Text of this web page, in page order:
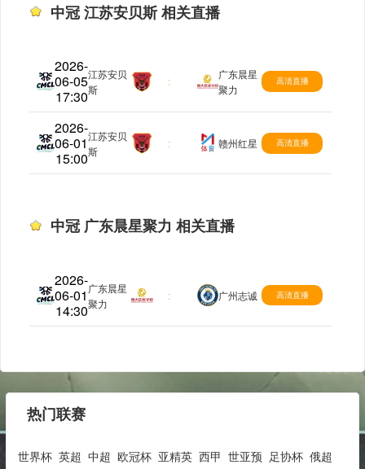
中冠 江苏安贝斯 相关直播
2026-
06-05
17:30
中冠
江苏安贝
斯
:
广东晨星
聚力
高清直播
2026-
06-01
15:00
中冠
江苏安贝
斯
: 赣州红星 高清直播
中冠 广东晨星聚力 相关直播
2026-
06-01
14:30
中冠
广东晨星
聚力
: 广州志诚 高清直播
热门联赛
世界杯 英超 中超 欧冠杯 亚精英 西甲 世亚预 足协杯 俄超